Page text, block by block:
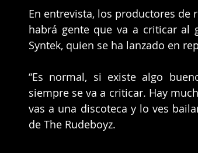
​En entrevista, los productores de
habrá gente que va a criticar al
Syntek, quien se ha lanzado en
“Es normal, si existe algo
siempre se va a criticar. Hay
vas a una discoteca y lo ves
de The Rudeboyz.